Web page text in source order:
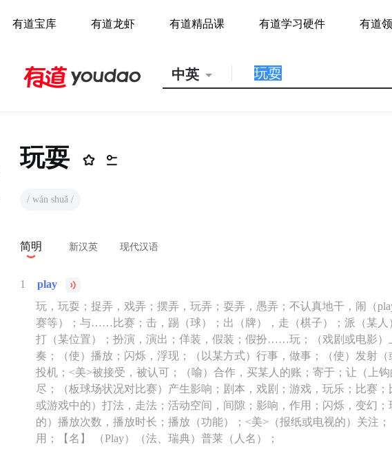
有道宝库 有道龙虾 有道精品课 有道学习硬件 有道
中英
玩耍
/ wán shuǎ /
简明 新汉英 现代汉语
1
play
玩，玩耍；捉弄，戏弄；摆弄，玩弄；耍弄，愚弄；不认真地干，闹（
赛等）；与……比赛；击，踢（球）；出（牌），走（棋子）；派（某人
打（某位置）；扮演，演出；佯装，假装；假扮……玩；（戏剧或电影）
奏；（使）播放；闪烁，浮现；（以某方式）行事，做事；（使）发射（
投机；<美>被接受，被认可；（喻）合作，买某人的账；寄于；让（上
尽；（板球场状况对比赛）产生影响；剧本，戏剧；游戏，玩乐；比赛
或游戏中的）打法，走法；活动空间，间隙；影响，作用；闪烁，变幻；
的）播放次数，播放时长；播放（功能）；<美>（报纸或电视的）关注
用；【名】 （Play）（法、瑞典）普莱（人名）；